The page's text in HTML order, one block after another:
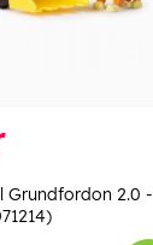
Grundfordon 2.0 -